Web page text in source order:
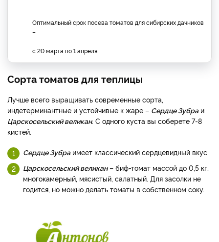
Оптимальный срок посева томатов для сибирских дачников
–
с 20 марта по 1 апреля
Сорта томатов для теплицы
Лучше всего выращивать современные сорта,
индетерминантные и устойчивые к жаре – Сердце Зубраи
Царскосельский великан. С одного куста вы соберете 7-8
кистей.
Сердце Зубраимеет классический сердцевидный вкус
Царскосельский великан– биф-томат массой до 0,5 кг,
многокамерный, мясистый, салатный. Для засолки не
годится, но можно делать томаты в собственном соку.